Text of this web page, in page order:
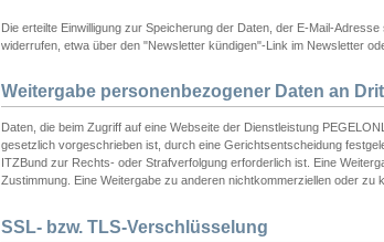
Die erteilte Einwilligung zur Speicherung der Daten, der E-Mail-
widerrufen, etwa über den "Newsletter kündigen"-Link im Newsletter
Weitergabe personenbezogener Daten an
Daten, die beim Zugriff auf eine Webseite der Dienstleistung
gesetzlich vorgeschrieben ist, durch eine Gerichtsentscheidung
ITZBund zur Rechts- oder Strafverfolgung erforderlich ist. Eine
Zustimmung. Eine Weitergabe zu anderen nichtkommerziellen oder zu
SSL- bzw. TLS-Verschlüsselung